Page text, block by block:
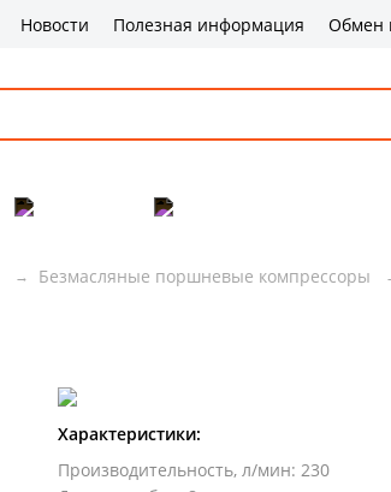
Новости Полезная информация Обмен
Безмасляные поршневые компрессоры
Характеристики:
Производительность, л/мин: 230